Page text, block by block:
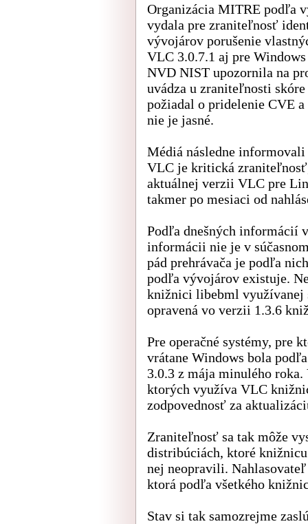
Organizácia MITRE podľa
vydala pre zraniteľnosť
vývojárov porušenie
VLC 3.0.7.1 aj pre
NVD NIST upozornila na
uvádza u zraniteľnosti
požiadal o pridelenie CVE
nie je jasné.
Médiá následne
VLC je kritická
aktuálnej verzii VLC pre
takmer po mesiaci od
Podľa dnešných informácií
informácii nie je v
pád prehrávača je podľa
podľa vývojárov existuje.
knižnici libebml využívanej
opravená vo verzii 1.3.6
Pre operačné systémy, pre
vrátane Windows bola
3.0.3 z mája minulého
ktorých využíva VLC
zodpovednosť za
Zraniteľnosť sa tak môže
distribúciách, ktoré
nej neopravili.
ktorá podľa všetkého
Stav si tak samozrejme